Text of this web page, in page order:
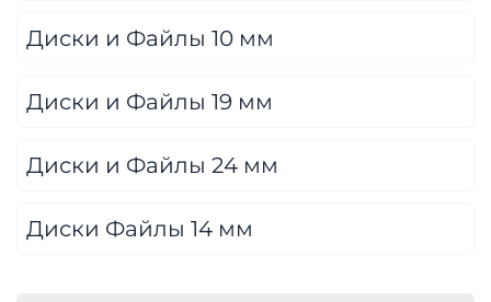
Диски и Файлы 10 мм
Диски и Файлы 19 мм
Диски и Файлы 24 мм
Диски Файлы 14 мм